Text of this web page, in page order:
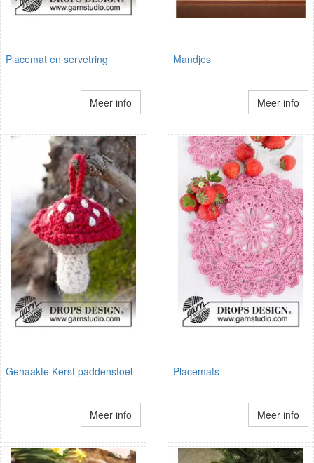
Placemat en servetring
Meer info
Mandjes
Meer info
Gehaakte Kerst paddenstoel
Meer info
Placemats
Meer info